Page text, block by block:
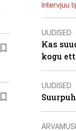
Intervjuu
UUDISED
Kas
kogu
UUDISED